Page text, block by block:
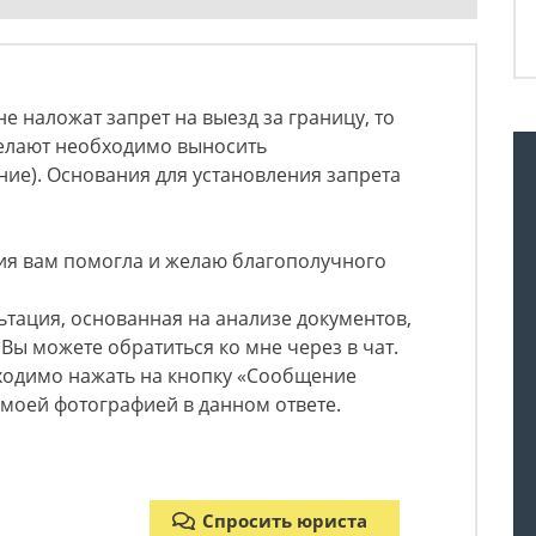
наложат запрет на выезд за границу, то
необходимо выносить
Основания для установления запрета
вам помогла и желаю благополучного
основанная на анализе документов,
можете обратиться ко мне через в чат.
нажать на кнопку «Сообщение
фотографией в данном ответе.
Спросить юриста